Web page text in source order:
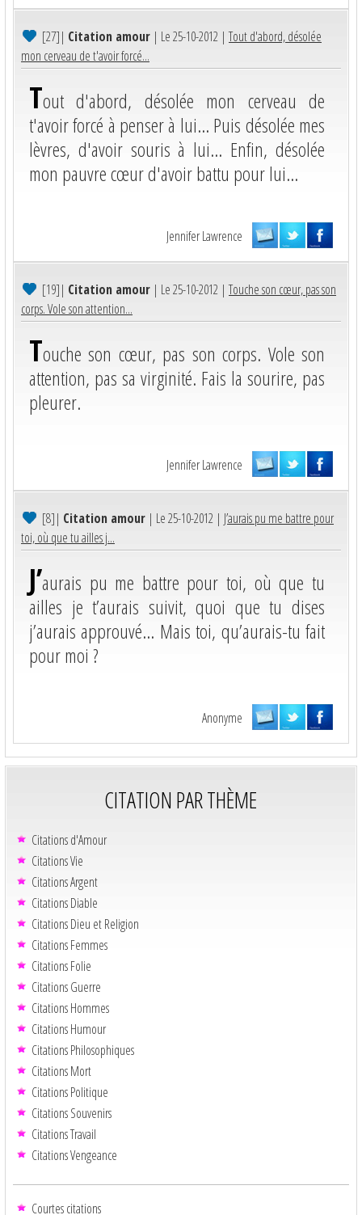
[27]| Citation amour | Le 25-10-2012 |Tout d'abord, désolée
mon cerveau de t'avoir forcé...
Tout d'abord, désolée mon cerveau de
t'avoir forcé à penser à lui... Puis désolée mes
lèvres, d'avoir souris à lui... Enfin, désolée
mon pauvre cœur d'avoir battu pour lui...
Jennifer Lawrence
[19]| Citation amour | Le 25-10-2012 |Touche son cœur, pas son
corps. Vole son attention...
Touche son cœur, pas son corps. Vole son
attention, pas sa virginité. Fais la sourire, pas
pleurer.
Jennifer Lawrence
[8]| Citation amour | Le 25-10-2012 | J’aurais pu me battre pour
toi, où que tu ailles j...
J’aurais pu me battre pour toi, où que tu
ailles je t’aurais suivit, quoi que tu dises
j’aurais approuvé… Mais toi, qu’aurais-tu fait
pour moi ?
Anonyme
CITATION PAR THÈME
Citations d'Amour
Citations Vie
Citations Argent
Citations Diable
Citations Dieu et Religion
Citations Femmes
Citations Folie
Citations Guerre
Citations Hommes
Citations Humour
Citations Philosophiques
Citations Mort
Citations Politique
Citations Souvenirs
Citations Travail
Citations Vengeance
Courtes citations